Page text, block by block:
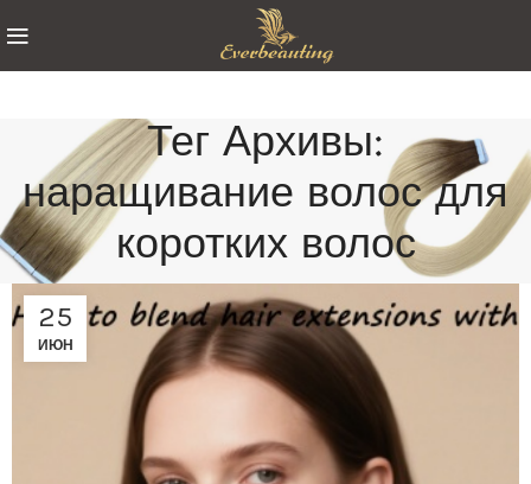
Тег Архивы:
наращивание волос для
коротких волос
25
ИЮН